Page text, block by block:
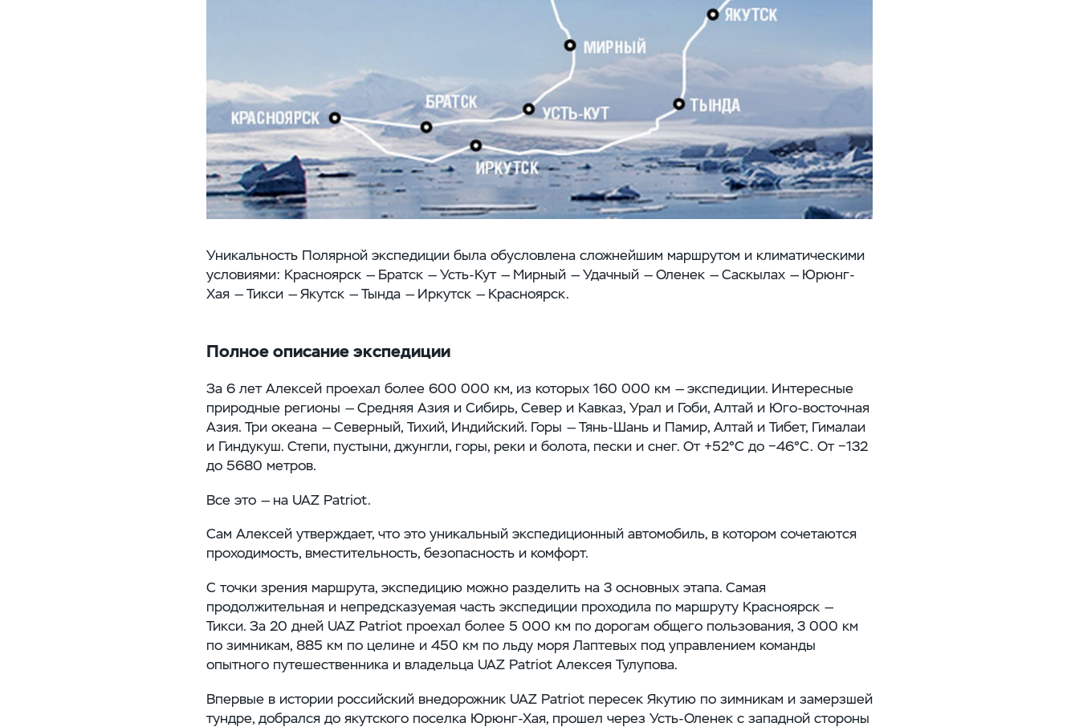
Уникальность Полярной экспедиции была обусловлена сложнейшим маршрутом и климатическими
условиями: Красноярск — Братск — Усть-Кут — Мирный — Удачный — Оленек — Саскылах — Юрюнг-
Хая — Тикси — Якутск — Тында — Иркутск — Красноярск.
Полное описание экспедиции
За 6 лет Алексей проехал более 600 000 км, из которых 160 000 км — экспедиции. Интересные
природные регионы — Средняя Азия и Сибирь, Север и Кавказ, Урал и Гоби, Алтай и Юго-восточная
Азия. Три океана — Северный, Тихий, Индийский. Горы — Тянь-Шань и Памир, Алтай и Тибет, Гималаи
и Гиндукуш. Степи, пустыни, джунгли, горы, реки и болота, пески и снег. От +52°С до −46°С. От −132
до 5680 метров.
Все это — на UAZ Patriot.
Сам Алексей утверждает, что это уникальный экспедиционный автомобиль, в котором сочетаются
проходимость, вместительность, безопасность и комфорт.
С точки зрения маршрута, экспедицию можно разделить на 3 основных этапа. Самая
продолжительная и непредсказуемая часть экспедиции проходила по маршруту Красноярск —
Тикси. За 20 дней UAZ Patriot проехал более 5 000 км по дорогам общего пользования, 3 000 км
по зимникам, 885 км по целине и 450 км по льду моря Лаптевых под управлением команды
опытного путешественника и владельца UAZ Patriot Алексея Тулупова.
Впервые в истории российский внедорожник UAZ Patriot пересек Якутию по зимникам и замерзшей
тундре, добрался до якутского поселка Юрюнг-Хая, прошел через Усть-Оленек с западной стороны